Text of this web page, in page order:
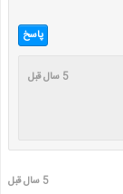
پاسخ
5 سال قبل
5 سال قبل